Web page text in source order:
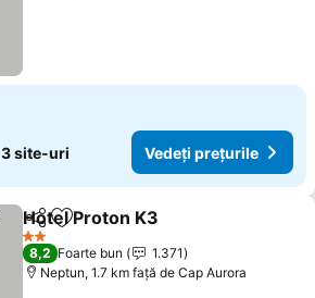
3 site-uri Vedeți prețurile
DistribuițiAdăugaţi la favorite
Hotel Proton K3
2 Stele
8,2 Foarte bun
1.371
Neptun, 1.7 km faţă de Cap Aurora